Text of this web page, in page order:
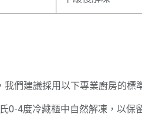
我們建議採用以下專業廚房的標
0-4度冷藏櫃中自然解凍，以保